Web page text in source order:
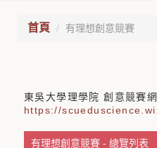
首頁 有理想創意競賽
東吳大學理學院 創意競賽
https://
有理想創意競賽 - 總覽列表